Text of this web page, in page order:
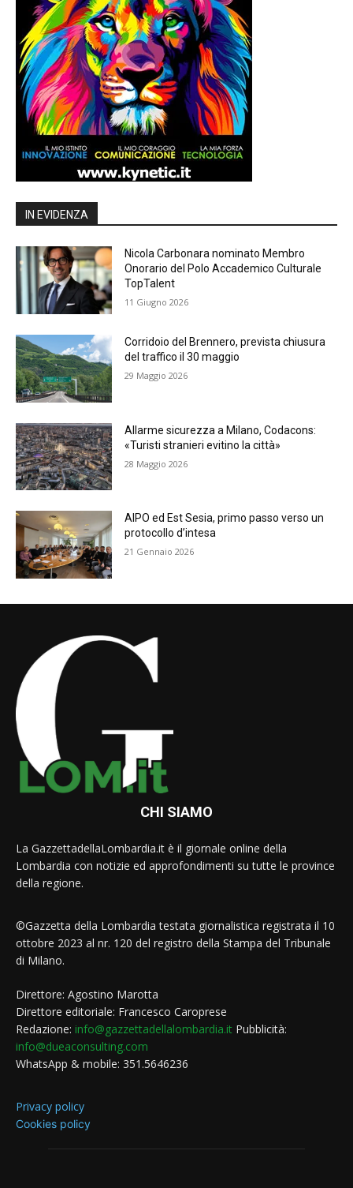
IN EVIDENZA
Nicola Carbonara nominato Membro
Onorario del Polo Accademico Culturale
TopTalent
11 Giugno 2026
Corridoio del Brennero, prevista chiusura
del traffico il 30 maggio
29 Maggio 2026
Allarme sicurezza a Milano, Codacons:
«Turisti stranieri evitino la città»
28 Maggio 2026
AIPO ed Est Sesia, primo passo verso un
protocollo d’intesa
21 Gennaio 2026
CHI SIAMO
La GazzettadellaLombardia.it è il giornale online della
Lombardia con notizie ed approfondimenti su tutte le province
della regione.
©Gazzetta della Lombardia testata giornalistica registrata il 10
ottobre 2023 al nr. 120 del registro della Stampa del Tribunale
di Milano.
Direttore: Agostino Marotta
Direttore editoriale: Francesco Caroprese
Redazione: info@gazzettadellalombardia.it Pubblicità:
info@dueaconsulting.com
WhatsApp & mobile: 351.5646236
Privacy policy
Cookies policy